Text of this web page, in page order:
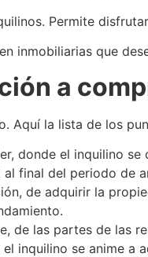
Permite
inmobiliarias que
a
Aquí la lista de los
donde el inquilino
final del periodo de
de adquirir la
de las partes de las
inquilino se anime a